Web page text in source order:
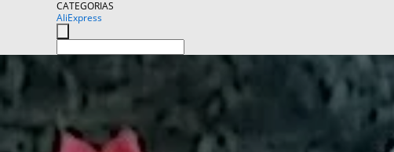
CATEGORIAS
AliExpress